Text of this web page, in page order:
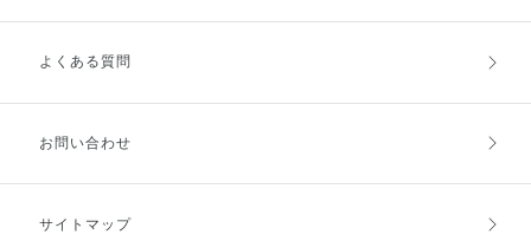
ご利用ガイドトップ
お支払方法
キャンセル・返品・交換
よくある質問
お問い合わせ
サイトマップ